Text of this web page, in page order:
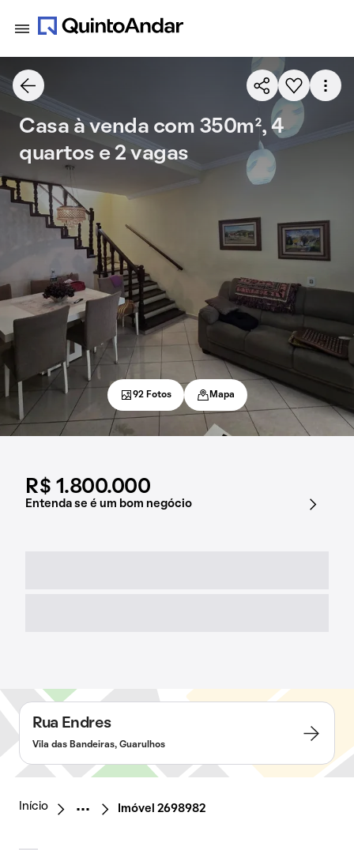
R$ 1.800.000
Entenda se é um bom negócio
Casa à venda com 350m², 4
quartos e 2 vagas
92 Fotos Mapa
Rua Endres
Vila das Bandeiras, Guarulhos
Início Imóvel 2698982